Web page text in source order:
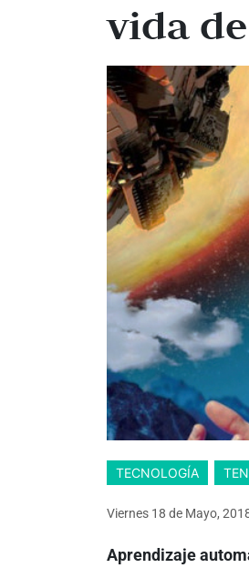
vida
TECNOLOGÍA
Viernes 18 de Mayo,
Aprendizaje